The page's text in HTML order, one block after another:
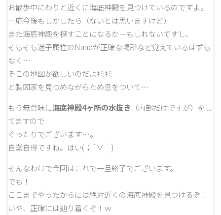
お散歩中にわりと近くに海底神殿を見つけているのですよ。
一応今後もしかしたら（ないとは思いますけど）
また海底神殿を探すことになるかーもしれないですし、
そもそも迷子属性のNanoが正確な場所など覚えているはずも
なく…
そこの地図が欲しいのだよｷﾐｷﾐ
と製図家を見つめながらため息をついて…
もう無意味に海底神殿4ヶ所の水抜き （内部だけですが）をし
てますので
ぐったりでございます…。
自業自得ですね。はい(；´∀｀)
そんなわけで今回はこれで一旦終了でございます。
でも！
ここまでやったからには絶対近くの海底神殿を見つけるぞ！
いや、正確には辿り着くぞ！ｗ